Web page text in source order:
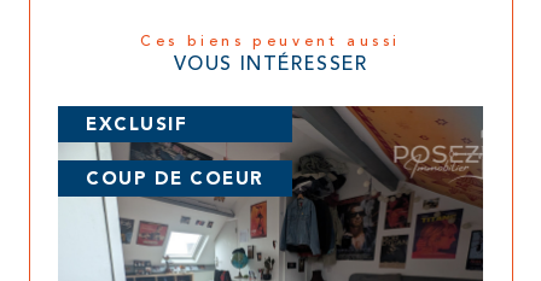
Ces biens peuvent aussi
VOUS INTÉRESSER
EXCLUSIF
COUP DE COEUR